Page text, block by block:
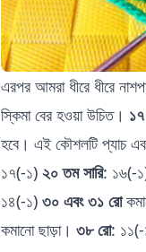
এরপর আমরা ধীরে ধীরে
স্কিমা বের হওয়া উচিত।
হবে। এই কৌশলটি প্যাচ
১৭(-১) ২০ তম সারি: ১৬(-
১৪(-১) ৩০ এবং ৩১ রো
কমানো ছাড়া। ৩৮ রো: